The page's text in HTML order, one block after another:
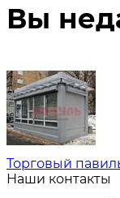
Вы
Торговый
Наши контакты